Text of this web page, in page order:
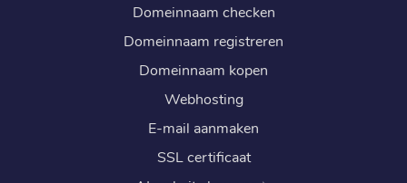
Domeinnaam checken
Domeinnaam registreren
Domeinnaam kopen
Webhosting
E-mail aanmaken
SSL certificaat